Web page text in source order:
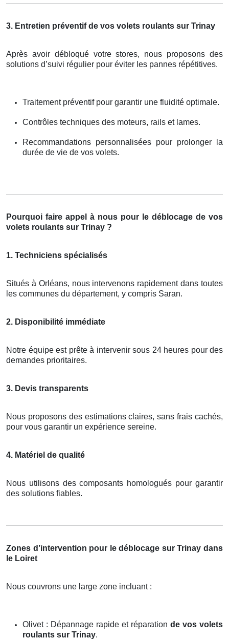
3. Entretien préventif de vos volets roulants sur Trinay
Après avoir débloqué votre stores, nous proposons des
solutions d’suivi régulier pour éviter les pannes répétitives.
Traitement préventif pour garantir une fluidité optimale.
Contrôles techniques des moteurs, rails et lames.
Recommandations personnalisées pour prolonger la
durée de vie de vos volets.
Pourquoi faire appel à nous pour le déblocage de vos
volets roulants sur Trinay ?
1. Techniciens spécialisés
Situés à Orléans, nous intervenons rapidement dans toutes
les communes du département, y compris Saran.
2. Disponibilité immédiate
Notre équipe est prête à intervenir sous 24 heures pour des
demandes prioritaires.
3. Devis transparents
Nous proposons des estimations claires, sans frais cachés,
pour vous garantir un expérience sereine.
4. Matériel de qualité
Nous utilisons des composants homologués pour garantir
des solutions fiables.
Zones d’intervention pour le déblocage sur Trinay dans
le Loiret
Nous couvrons une large zone incluant :
Olivet : Dépannage rapide et réparation de vos volets
roulants sur Trinay.